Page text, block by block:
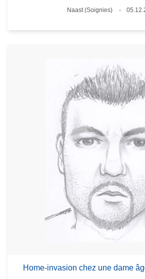
Standort
Naast (Soignies)
Home-invasion chez une dame